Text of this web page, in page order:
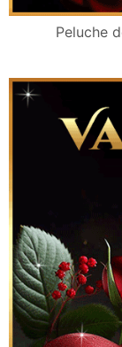
Peluche